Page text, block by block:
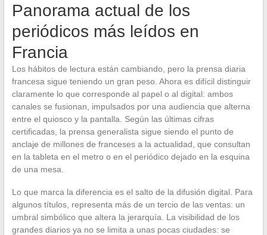
Panorama actual de los
periódicos más leídos en
Francia
Los hábitos de lectura están cambiando, pero la prensa diaria
francesa sigue teniendo un gran peso. Ahora es difícil distinguir
claramente lo que corresponde al papel o al digital: ambos
canales se fusionan, impulsados por una audiencia que alterna
entre el quiosco y la pantalla. Según las últimas cifras
certificadas, la prensa generalista sigue siendo el punto de
anclaje de millones de franceses a la actualidad, que consultan
en la tableta en el metro o en el periódico dejado en la esquina
de una mesa.
Lo que marca la diferencia es el salto de la difusión digital. Para
algunos títulos, representa más de un tercio de las ventas: un
umbral simbólico que altera la jerarquía. La visibilidad de los
grandes diarios ya no se limita a unas pocas ciudades: se